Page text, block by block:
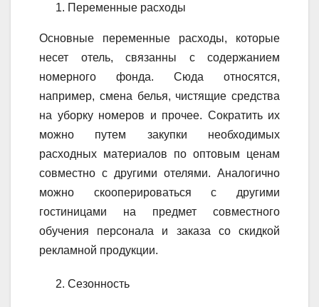
Переменные расходы
Основные переменные расходы, которые
несет отель, связанны с содержанием
номерного фонда. Сюда относятся,
например, смена белья, чистящие средства
на уборку номеров и прочее. Сократить их
можно путем закупки необходимых
расходных материалов по оптовым ценам
совместно с другими отелями. Аналогично
можно скооперироваться с другими
гостиницами на предмет совместного
обучения персонала и заказа со скидкой
рекламной продукции.
Сезонность